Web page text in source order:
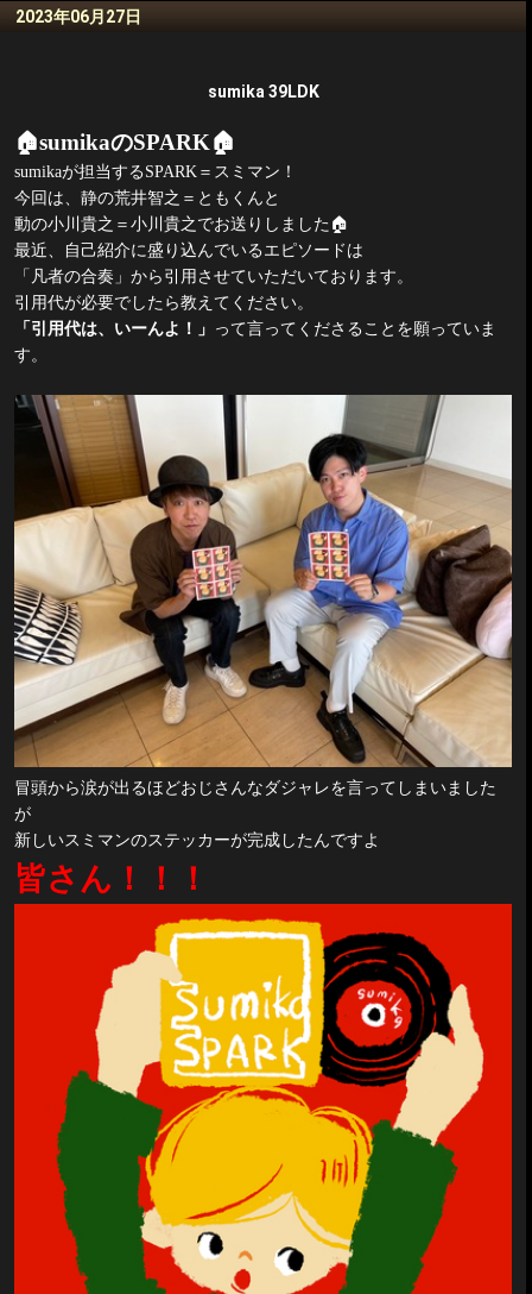
2023年06月27日
sumika 39LDK
🏠sumikaのSPARK🏠
sumikaが担当する SPARK ＝スミマン！
今回は、静の荒井智之＝ともくんと
動の小川貴之＝小川貴之でお送りしました 🏠
最近、自己紹介に盛り込んでいるエピソードは
「凡者の合奏」から引用させていただいております。
引用代が必要でしたら教えてください。
「引用代は、いーんよ！」 って言ってくださることを願っていま
す。
冒頭から涙が出るほどおじさんなダジャレを言ってしまいました
が
新しいスミマンのステッカーが完成したんですよ
皆さん！！！